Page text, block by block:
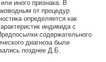
иного признака. В
от процедур
определяется как
индивида с
содержательного
диагноза были
позднее Д.Б.